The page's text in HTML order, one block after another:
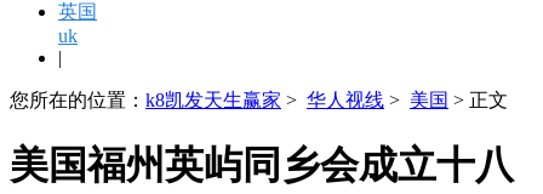
英国
uk
|
您所在的位置： k8凯发天生赢家 > 华人视线 > 美国 > 正文
美国福州英屿同乡会成立十八